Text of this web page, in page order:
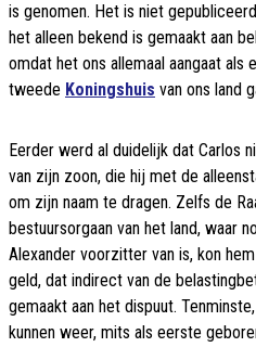
is genomen. Het is niet
het alleen bekend is gemaakt aan
omdat het ons allemaal aangaat als
tweede Koningshuis van ons land
Eerder werd al duidelijk dat Carlos
van zijn zoon, die hij met de
om zijn naam te dragen. Zelfs de
bestuursorgaan van het land, waar
Alexander voorzitter van is, kon
geld, dat indirect van de
gemaakt aan het dispuut.
kunnen weer, mits als eerste